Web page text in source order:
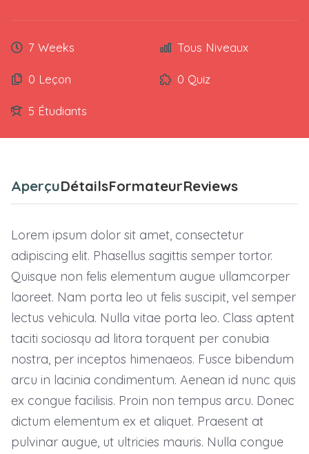
7 Weeks Tous Niveaux
0 Leçon 0 Quiz
5 Étudiants
AperçuDétailsFormateurReviews
Lorem ipsum dolor sit amet, consectetur
adipiscing elit. Phasellus sagittis semper tortor.
Quisque non felis elementum augue ullamcorper
laoreet. Nam porta leo ut felis suscipit, vel semper
lectus vehicula. Nulla vitae porta leo. Class aptent
taciti sociosqu ad litora torquent per conubia
nostra, per inceptos himenaeos. Fusce bibendum
arcu in lacinia condimentum. Aenean id nunc quis
ex congue facilisis. Proin non tempus arcu. Donec
dictum elementum ex et aliquet. Praesent at
pulvinar augue, ut ultricies mauris. Nulla congue